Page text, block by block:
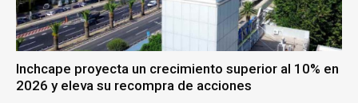
Inchcape proyecta un crecimiento superior al 10% en
2026 y eleva su recompra de acciones